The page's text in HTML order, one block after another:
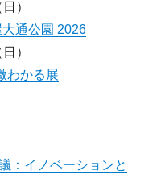
）
通公園 2026
）
わかる展
：イノベーションと